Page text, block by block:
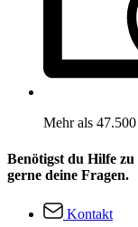
Mehr als
Benötigst du Hilfe
gerne deine Fragen.
Kontakt